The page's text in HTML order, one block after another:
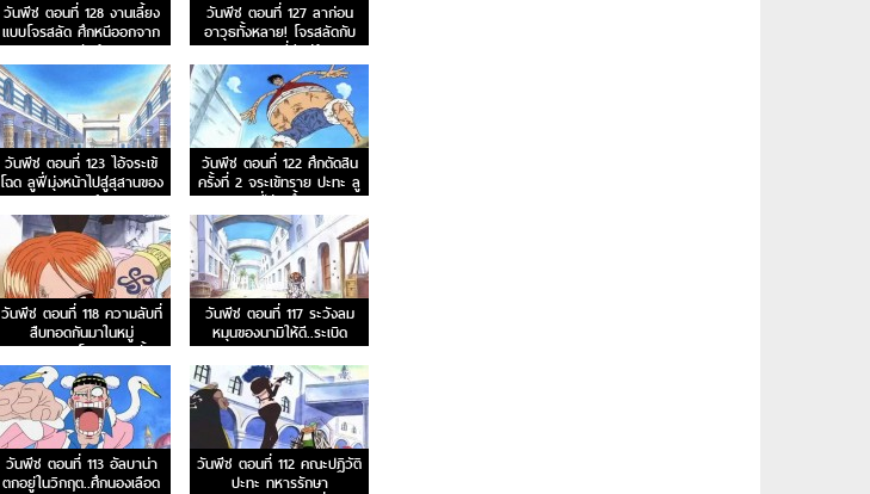
วันพีช ตอนที่ 128 งานเลี้ยง
แบบโจรสลัด ศึกหนีออกจาก
อาราบัสต้า!
วันพีช ตอนที่ 127 ลาก่อน
อาวุธทั้งหลาย! โจรสลัดกับ
ความยุติธรรมที่มีอยู่น้อยนิด!
วันพีช ตอนที่ 123 ไอ้จระเข้
โฉด ลูฟี่มุ่งหน้าไปสู่สุสานของ
ราชวงศ์สิ
วันพีช ตอนที่ 122 ศึกตัดสิน
ครั้งที่ 2 จระเข้ทราย ปะทะ ลู
ฟี่ร่างน้ำ
วันพีช ตอนที่ 118 ความลับที่
สืบทอดกันมาในหมู่
ราชา..อาวุธโบราณพูลตั้น
วันพีช ตอนที่ 117 ระวังลม
หมุนของนามิให้ดี..ระเบิด
กระบองคุริมะ
วันพีช ตอนที่ 113 อัลบาน่า
ตกอยู่ในวิกฤต..ศึกนองเลือด
วันพีช ตอนที่ 112 คณะปฏิวัติ
ปะทะ ทหารรักษา